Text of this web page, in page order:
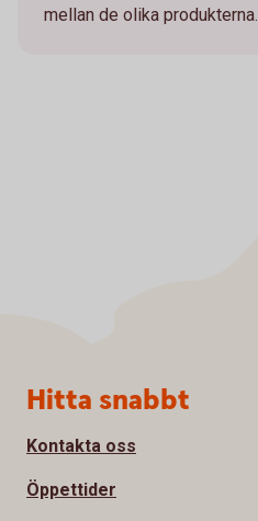
mellan de olika produkterna.
Sidfot
Hitta snabbt
Kontakta oss
Öppettider